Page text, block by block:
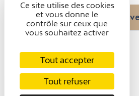
Présentation Tarifs /
TARIFS / OUVERTURE
Tarifs
Gratuit.
Ce site utilise des cookies
et vous donne le
contrôle sur ceux que
vous souhaitez activer
Tout accepter
Tout refuser